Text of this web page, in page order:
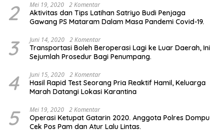
2 Mei 19, 2020 2 Komentar
Aktivitas dan Tips Latihan Satriyo Budi Penjaga
Gawang PS Mataram Dalam Masa Pandemi Covid-19.
3 Juni 14, 2020 2 Komentar
Transportasi Boleh Beroperasi Lagi ke Luar Daerah, Ini
Sejumlah Prosedur Bagi Penumpang.
4 Juni 15, 2020 2 Komentar
Hasil Rapid Test Seorang Pria Reaktif Hamil, Keluarga
Marah Datangi Lokasi Karantina
5 Mei 19, 2020 2 Komentar
Operasi Ketupat Gatarin 2020. Anggota Polres Dompu
Cek Pos Pam dan Atur Lalu Lintas.